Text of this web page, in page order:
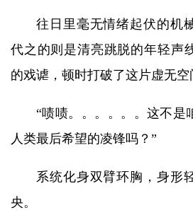
往日里毫无情绪起伏的机
代之的则是清亮跳脱的年轻声
的戏谑，顿时打破了这片虚无空
“啧啧。。。。。。这不是
人类最后希望的凌锋吗？”
系统化身双臂环胸，身形
央。